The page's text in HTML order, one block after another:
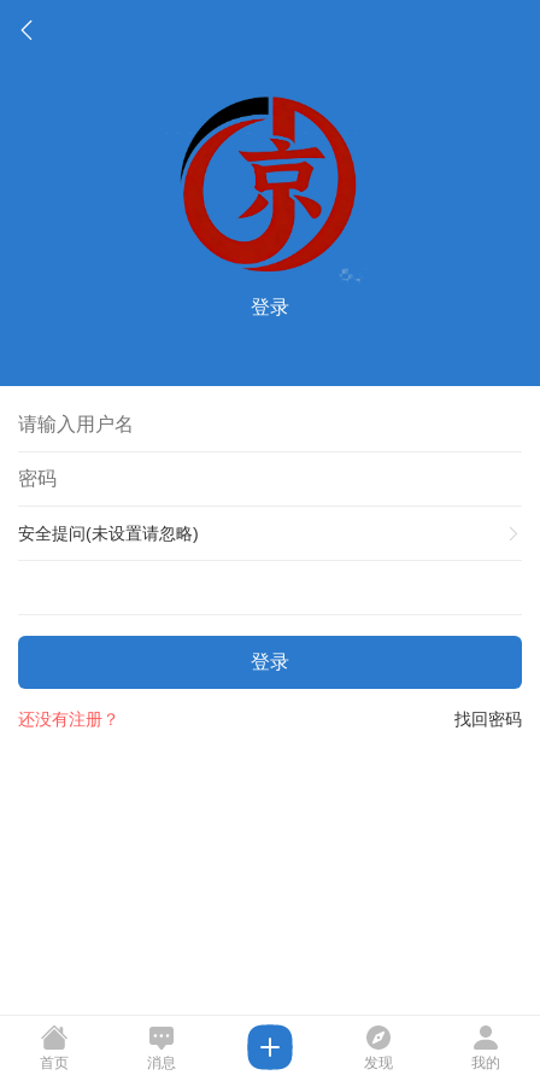
登录
安全提问(未设置请忽略)
登录
找回密码
还没有注册？
首页 消息 发现 我的